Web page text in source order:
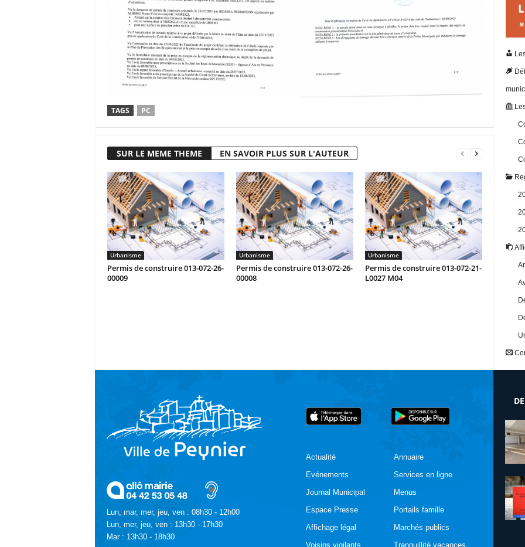
TAGS PC
SUR LE MEME THEME EN SAVOIR PLUS SUR L'AUTEUR
Urbanisme
Permis de construire 013-072-26-
00009
Urbanisme
Permis de construire 013-072-26-
00008
Urbanisme
Permis de construire 013-072-21-
L0027 M04
Lun, mar, mer, jeu, ven : 08h30 - 12h00
Lun, mer, jeu, ven : 13h30 - 17h30
Mar : 13h30 - 18h30
Actualité
Evénements
Journal Municipal
Espace Presse
Affichage légal
Voisins vigilants
Annuaire
Services en ligne
Menus
Portails famille
Marchés publics
Tranquillité vacances